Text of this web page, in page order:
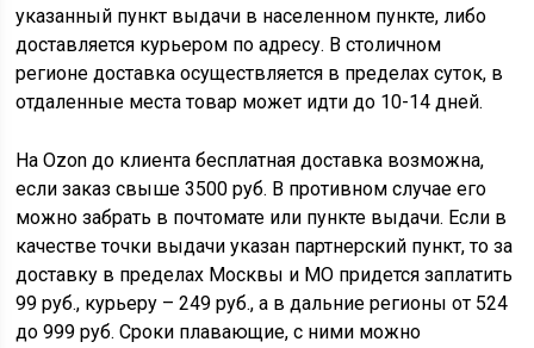
указанный пункт выдачи в населенном пункте, либо
доставляется курьером по адресу. В столичном
регионе доставка осуществляется в пределах суток, в
отдаленные места товар может идти до 10-14 дней.
На Ozon до клиента бесплатная доставка возможна,
если заказ свыше 3500 руб. В противном случае его
можно забрать в почтомате или пункте выдачи. Если в
качестве точки выдачи указан партнерский пункт, то за
доставку в пределах Москвы и МО придется заплатить
99 руб., курьеру – 249 руб., а в дальние регионы от 524
до 999 руб. Сроки плавающие, с ними можно